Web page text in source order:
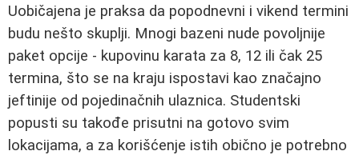
Uobičajena je praksa da popodnevni i vikend termini
budu nešto skuplji. Mnogi bazeni nude povoljnije
paket opcije - kupovinu karata za 8, 12 ili čak 25
termina, što se na kraju ispostavi kao značajno
jeftinije od pojedinačnih ulaznica. Studentski
popusti su takođe prisutni na gotovo svim
lokacijama, a za korišćenje istih obično je potrebno